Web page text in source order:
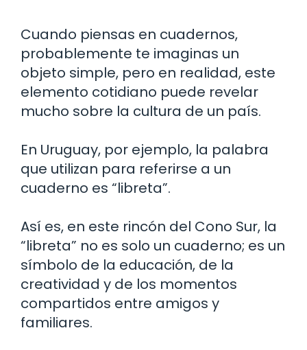
Cuando piensas en cuadernos,
probablemente te imaginas un
objeto simple, pero en realidad, este
elemento cotidiano puede revelar
mucho sobre la cultura de un país.
En Uruguay, por ejemplo, la palabra
que utilizan para referirse a un
cuaderno es “libreta”.
Así es, en este rincón del Cono Sur, la
“libreta” no es solo un cuaderno; es un
símbolo de la educación, de la
creatividad y de los momentos
compartidos entre amigos y
familiares.